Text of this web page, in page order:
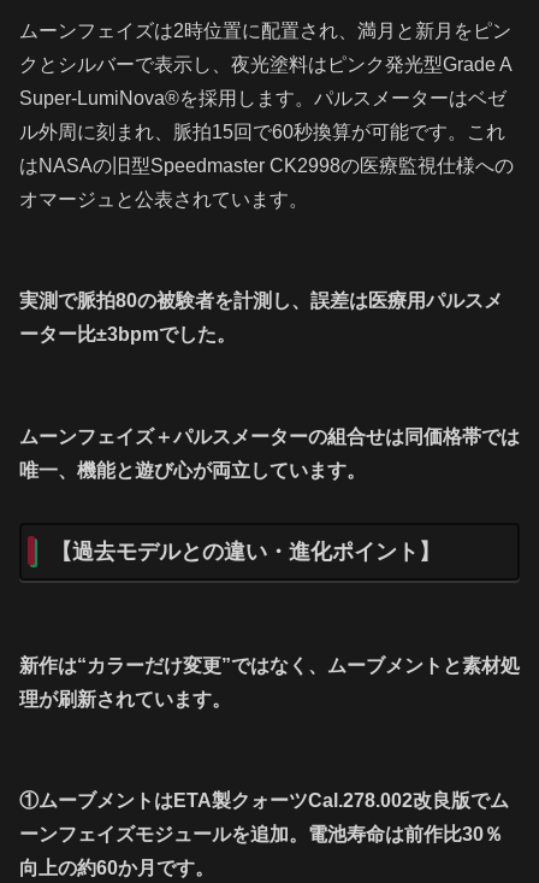
ムーンフェイズは2時位置に配置され、満月と新月をピン
クとシルバーで表示し、夜光塗料はピンク発光型Grade A
Super‑LumiNova®を採用します。パルスメーターはベゼ
ル外周に刻まれ、脈拍15回で60秒換算が可能です。これ
はNASAの旧型Speedmaster CK2998の医療監視仕様への
オマージュと公表されています。
実測で脈拍80の被験者を計測し、誤差は医療用パルスメ
ーター比±3bpmでした。
ムーンフェイズ＋パルスメーターの組合せは同価格帯では
唯一、機能と遊び心が両立しています。
【過去モデルとの違い・進化ポイント】
新作は“カラーだけ変更”ではなく、ムーブメントと素材処
理が刷新されています。
①ムーブメントはETA製クォーツCal.278.002改良版でム
ーンフェイズモジュールを追加。電池寿命は前作比30％
向上の約60か月です。